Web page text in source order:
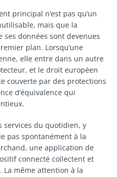
principal n’est pas qu’un
mais que la
données sont devenues
plan. Lorsqu’une
elle entre dans un autre
et le droit européen
couverte par des protections
d’équivalence qui
services du quotidien, y
pas spontanément à la
une application de
connecté collectent et
même attention à la